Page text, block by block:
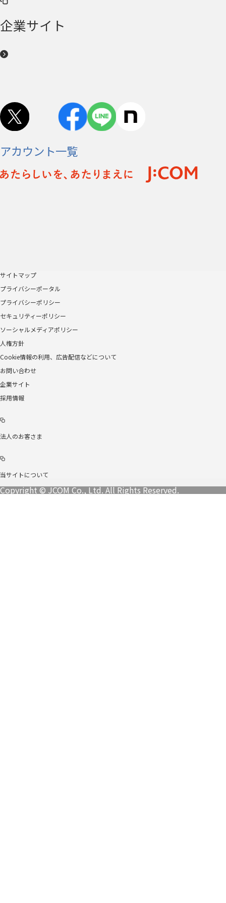
企業サイト
アカウント一覧
サイトマップ
プライバシーポータル
プライバシーポリシー
セキュリティーポリシー
ソーシャルメディアポリシー
人権方針
Cookie情報の利用、広告配信などについて
お問い合わせ
企業サイト
採用情報
法人のお客さま
当サイトについて
Copyright © JCOM Co., Ltd. All Rights Reserved.